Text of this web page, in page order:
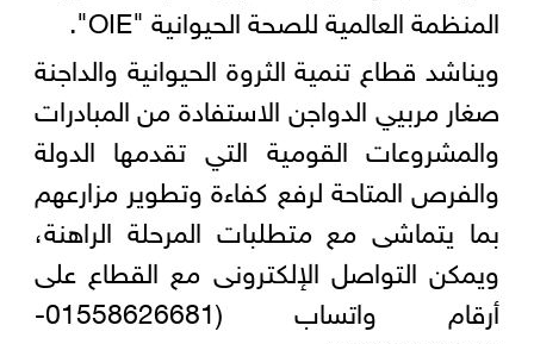
المنظمة العالمية للصحة الحيوانية "OIE".
ويناشد قطاع تنمية الثروة الحيوانية والداجنة
صغار مربيي الدواجن الاستفادة من المبادرات
والمشروعات القومية التي تقدمها الدولة
والفرص المتاحة لرفع كفاءة وتطوير مزارعهم
بما يتماشى مع متطلبات المرحلة الراهنة،
ويمكن التواصل الإلكترونى مع القطاع على
أرقام واتساب (01558626681-